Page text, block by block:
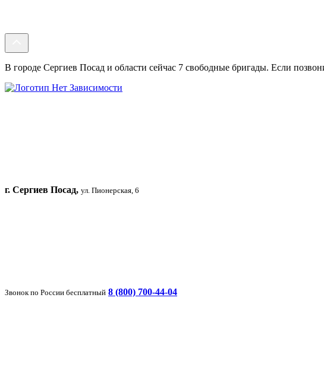
В городе Сергиев Посад и области сейчас 7 свободные бригады. Если
г. Сергиев Посад, ул. Пионерская, 6
Звонок по России бесплатный 8 (800) 700-44-04